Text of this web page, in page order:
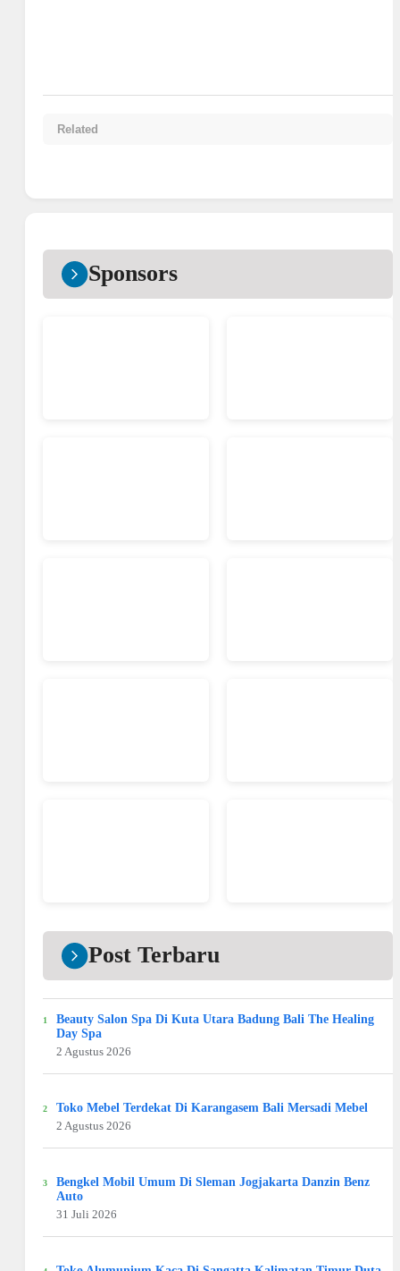
Related
Sponsors
Post Terbaru
Beauty Salon Spa Di Kuta Utara Badung Bali The Healing
Day Spa
2 Agustus 2026
Toko Mebel Terdekat Di Karangasem Bali Mersadi Mebel
2 Agustus 2026
Bengkel Mobil Umum Di Sleman Jogjakarta Danzin Benz
Auto
31 Juli 2026